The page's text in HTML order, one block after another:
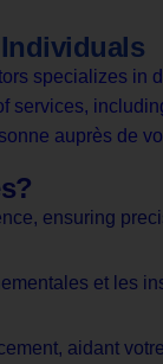
specializes in
services,
auprès de
ensuring
et les
aidant